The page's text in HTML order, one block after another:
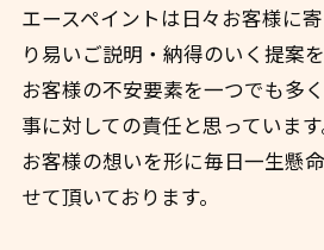
エースペイントは日々お客様に
り易いご説明・納得のいく提案
お客様の不安要素を一つでも多
事に対しての責任と思っています
お客様の想いを形に毎日一生懸
せて頂いております。